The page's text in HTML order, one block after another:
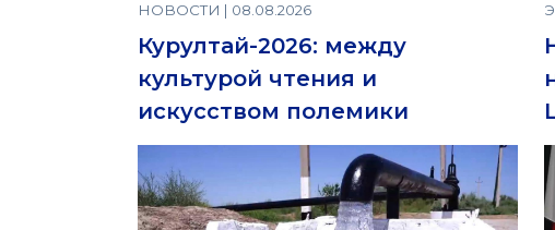
НОВОСТИ | 08.08.2026
Курултай-2026: между
культурой чтения и
искусством полемики